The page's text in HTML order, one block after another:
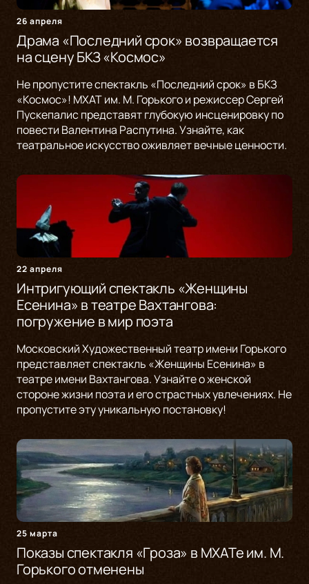
26 апреля
Драма «Последний срок» возвращается
на сцену БКЗ «Космос»
Не пропустите спектакль «Последний срок» в БКЗ
«Космос»! МХАТ им. М. Горького и режиссер Сергей
Пускепалис представят глубокую инсценировку по
повести Валентина Распутина. Узнайте, как
театральное искусство оживляет вечные ценности.
22 апреля
Интригующий спектакль «Женщины
Есенина» в театре Вахтангова:
погружение в мир поэта
Московский Художественный театр имени Горького
представляет спектакль «Женщины Есенина» в
театре имени Вахтангова. Узнайте о женской
стороне жизни поэта и его страстных увлечениях. Не
пропустите эту уникальную постановку!
25 марта
Показы спектакля «Гроза» в МХАТе им. М.
Горького отменены